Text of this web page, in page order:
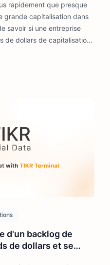
rapidement que presque
grande capitalisation dans
savoir si une entreprise
de dollars de capitalisation
d'un backlog de
de dollars et se